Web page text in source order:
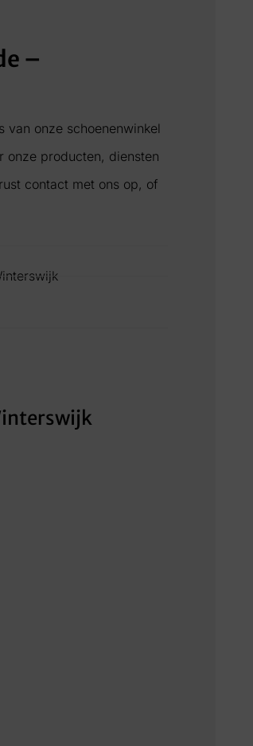
–
van onze schoenenwinkel
onze producten, diensten
contact met ons op, of